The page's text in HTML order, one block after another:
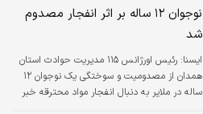
و آب رادیاتور (در صورت باز کردن ناگهانی)، مواد
شیمیایی و یا الکتریکی است.
نوجوان ۱۲ ساله بر اثر انفجار مصدوم
شد
ايسنا:
رئیس اورژانس ۱۱۵ مدیریت حوادث استان
همدان از مصدومیت و سوختگی یک نوجوان ۱۲
ساله در ملایر به دنبال انفجار مواد محترقه خبر